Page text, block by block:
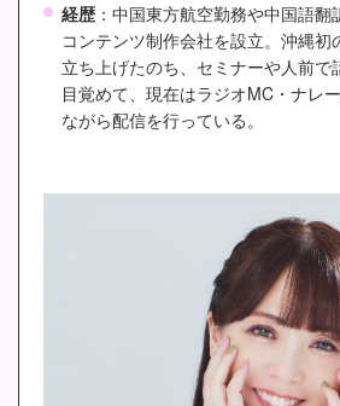
経歴 ：中国東方航空勤務や中国語
コンテンツ制作会社を設立。沖縄初
立ち上げたのち、セミナーや人前で
目覚めて、現在はラジオMC・ナレ
ながら配信を行っている。